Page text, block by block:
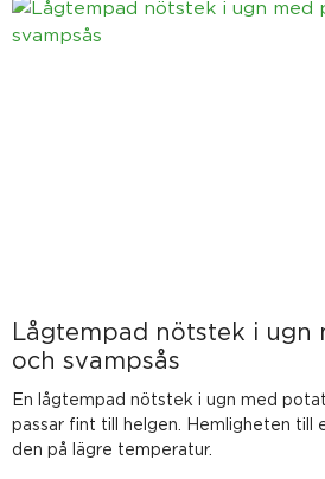
Lågtempad nötstek i ugn
och svampsås
En lågtempad nötstek i ugn med
passar fint till helgen. Hemligheten till
den på lägre temperatur.